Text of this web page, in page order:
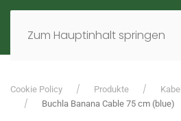
Zum Hauptinhalt springen
EN
Cookie Policy Produkte Kabel
Buchla Banana Cable 75 cm (blue)